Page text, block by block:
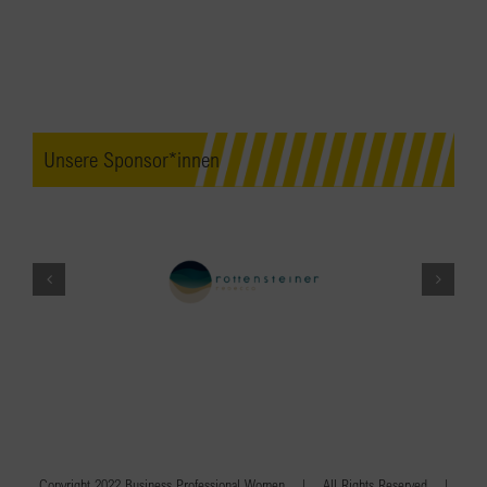
Unsere Sponsor*innen